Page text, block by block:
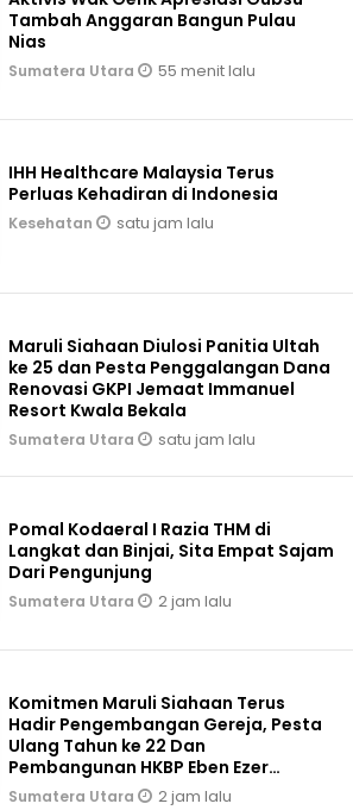
Tambah Anggaran Bangun Pulau
Nias
Sumatera Utara 55 menit lalu
IHH Healthcare Malaysia Terus
Perluas Kehadiran di Indonesia
Kesehatan satu jam lalu
Maruli Siahaan Diulosi Panitia Ultah
ke 25 dan Pesta Penggalangan Dana
Renovasi GKPI Jemaat Immanuel
Resort Kwala Bekala
Sumatera Utara satu jam lalu
Pomal Kodaeral I Razia THM di
Langkat dan Binjai, Sita Empat Sajam
Dari Pengunjung
Sumatera Utara 2 jam lalu
Komitmen Maruli Siahaan Terus
Hadir Pengembangan Gereja, Pesta
Ulang Tahun ke 22 Dan
Pembangunan HKBP Eben Ezer
Martoba Beri Bantuan
Sumatera Utara 2 jam lalu